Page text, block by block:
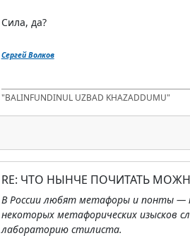
Сила, да?
Сергей Волков
"BALINFUNDINUL UZBAD KHAZADDUMU"
RE: ЧТО НЫНЧЕ ПОЧИТАТЬ
В России любят метафоры и понты —
некоторых метафорических изысков
лабораторию стилиста.